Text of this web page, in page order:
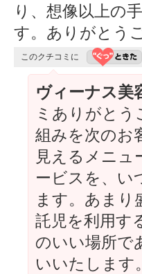
り、想像以上の
す。ありがとう
このクチコミに
ヴィーナス美
ミありがとう
組みを次のお
見えるメニュ
ービスを、い
ます。あま
託児を利用す
のいい場所で
いいたします。